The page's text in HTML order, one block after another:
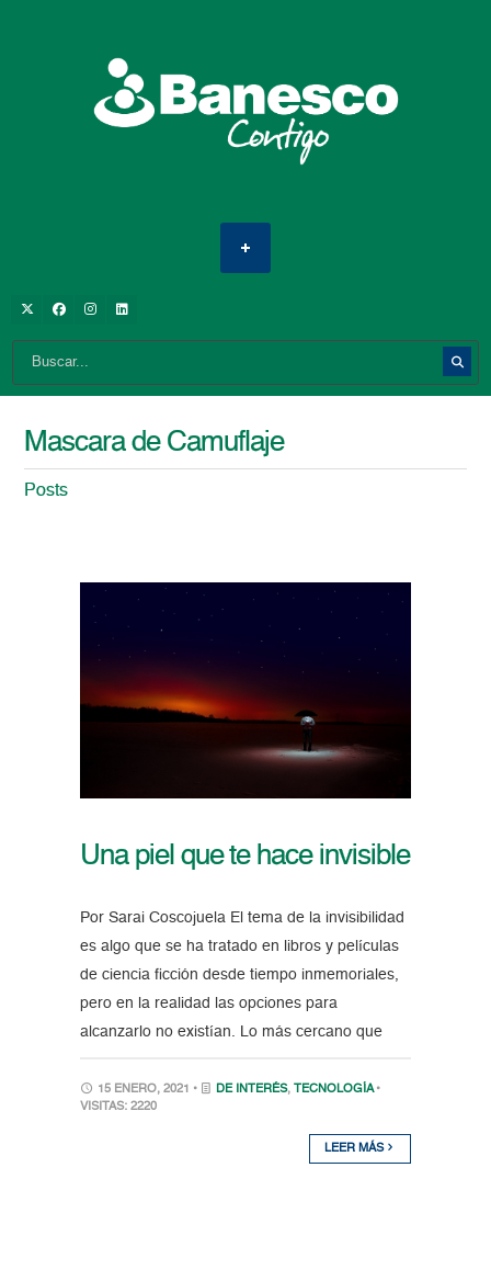
Mascara de Camuflaje
Posts
Una piel que te hace invisible
Por Sarai Coscojuela El tema de la invisibilidad
es algo que se ha tratado en libros y películas
de ciencia ficción desde tiempo inmemoriales,
pero en la realidad las opciones para
alcanzarlo no existían. Lo más cercano que
15 ENERO, 2021 • DE INTERÉS, TECNOLOGÍA •
VISITAS: 2220
LEER MÁS